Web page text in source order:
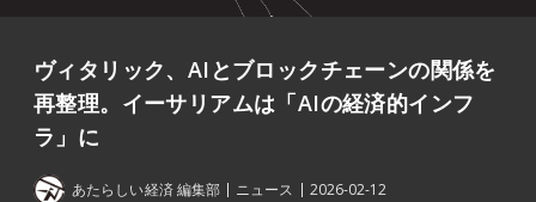
ヴィタリック、AIとブロックチェーンの関係を
再整理。イーサリアムは「AIの経済的インフ
ラ」に
あたらしい経済 編集部 ニュース 2026-02-12